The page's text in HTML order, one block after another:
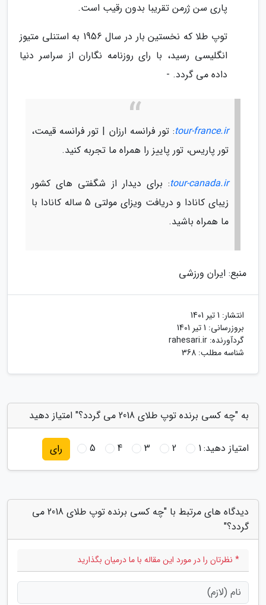
پاری سن ژرمن تقریبا بدون رقیب است.
توپ طلا که نخستین بار در سال 1956 به استنلی متیوز
انگلیسی رسید، با رای روزنامه نگاران از سراسر دنیا
داده می گردد. -
tour-france.ir: تور فرانسه ارزان | تور فرانسه قیمت،
تور پاریس، تور پاییز را همراه ما تجربه کنید.
tour-canada.ir: برای دیدار از شگفتی های کشور
زیبای کانادا و دریافت ویزای مولتی 5 ساله کانادا با
ما همراه باشید.
منبع: ایران ورزشی
انتشار: 1 تیر 1401
بروزرسانی: 1 تیر 1401
گردآورنده: rahesari.ir
شناسه مطلب: 368
به "چه کسی برنده توپ طلای 2018 می گردد؟" امتیاز دهید
امتیاز دهید:1
2
3
4
5 رای
دیدگاه های مرتبط با "چه کسی برنده توپ طلای 2018 می
گردد؟"
* نظرتان را در مورد این مقاله با ما درمیان بگذارید